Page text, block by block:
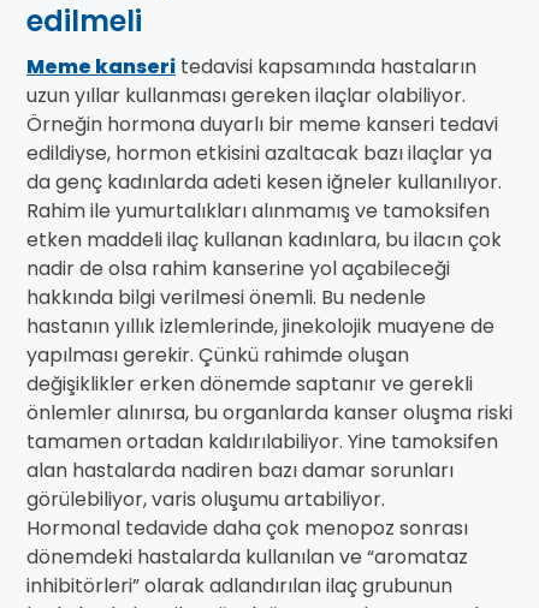
edilmeli
Meme kanseri tedavisi kapsamında hastaların
uzun yıllar kullanması gereken ilaçlar olabiliyor.
Örneğin hormona duyarlı bir meme kanseri tedavi
edildiyse, hormon etkisini azaltacak bazı ilaçlar ya
da genç kadınlarda adeti kesen iğneler kullanılıyor.
Rahim ile yumurtalıkları alınmamış ve tamoksifen
etken maddeli ilaç kullanan kadınlara, bu ilacın çok
nadir de olsa rahim kanserine yol açabileceği
hakkında bilgi verilmesi önemli. Bu nedenle
hastanın yıllık izlemlerinde, jinekolojik muayene de
yapılması gerekir. Çünkü rahimde oluşan
değişiklikler erken dönemde saptanır ve gerekli
önlemler alınırsa, bu organlarda kanser oluşma riski
tamamen ortadan kaldırılabiliyor. Yine tamoksifen
alan hastalarda nadiren bazı damar sorunları
görülebiliyor, varis oluşumu artabiliyor.
Hormonal tedavide daha çok menopoz sonrası
dönemdeki hastalarda kullanılan ve “aromataz
inhibitörleri” olarak adlandırılan ilaç grubunun